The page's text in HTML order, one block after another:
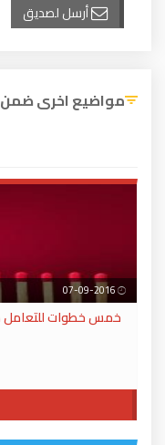
أرسل لصديق
مواضيع اخرى ضمن
خمس خطوات للتعامل مع